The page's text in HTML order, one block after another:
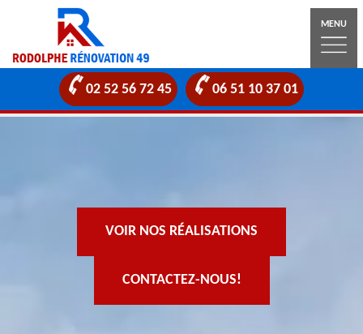
MENU
02 52 56 72 45 06 51 10 37 01
VOIR NOS RÉALISATIONS
CONTACTEZ-NOUS!